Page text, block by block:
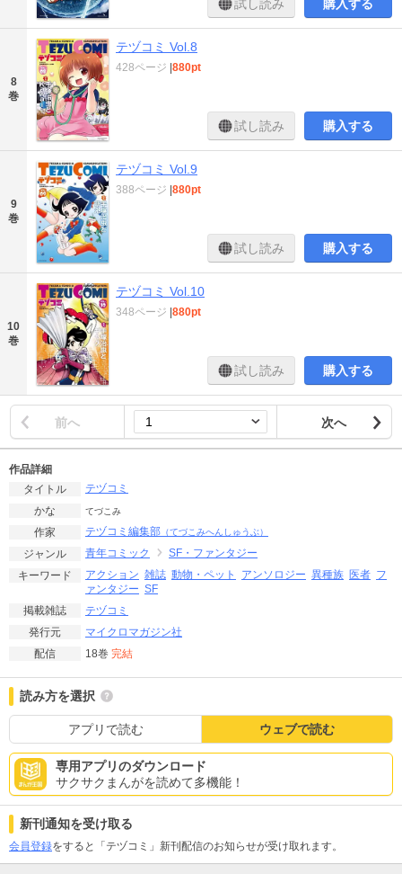
試し読み 購入する
8
巻
テヅコミ Vol.8
428ページ 880pt
試し読み 購入する
9
巻
テヅコミ Vol.9
388ページ 880pt
試し読み 購入する
10
巻
テヅコミ Vol.10
348ページ 880pt
試し読み 購入する
前へ 次へ
作品詳細
タイトル
テヅコミ
かな
てづこみ
作家 テヅコミ編集部 （てづこみへんしゅうぶ）
ジャンル 青年コミック
SF・ファンタジー
キーワード
アクション 雑誌 動物・ペット アンソロジー 異種族 医者 フ
ァンタジー SF
掲載雑誌
テヅコミ
発行元
マイクロマガジン社
配信
18巻 完結
読み方を選択
アプリで読む ウェブで読む
専用アプリのダウンロード
サクサクまんがを読めて多機能！
新刊通知を受け取る
会員登録をすると「テヅコミ」新刊配信のお知らせが受け取れます。